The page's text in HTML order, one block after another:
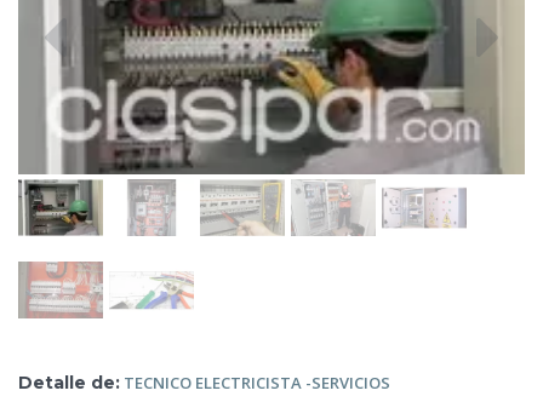
Detalle de: TECNICO ELECTRICISTA -SERVICIOS